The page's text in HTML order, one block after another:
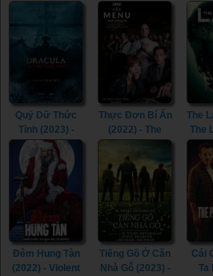
Quỷ Dữ Thức
Tỉnh (2023) -
The Last
Voyage of the
Demeter (2023)
Thực Đơn Bí Ẩn
(2022) - The
The
The
Đêm Hung Tàn
(2022) - Violent
Tiếng Gõ Ở Căn
Nhà Gỗ (2023) -
Cái
Ta